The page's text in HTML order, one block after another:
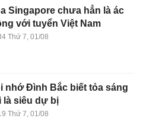
Singapore chưa hẳn là ác
với tuyển Việt Nam
Thứ 7, 01/08
nhớ Đình Bắc biết tỏa sáng
là siêu dự bị
Thứ 7, 01/08